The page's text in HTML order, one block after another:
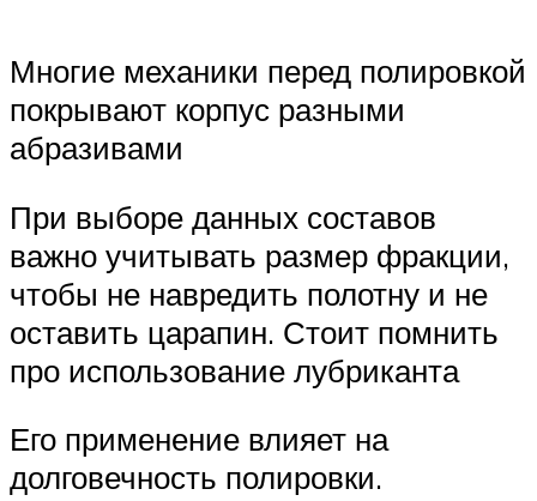
Многие механики перед полировкой
покрывают корпус разными
абразивами
При выборе данных составов
важно учитывать размер фракции,
чтобы не навредить полотну и не
оставить царапин. Стоит помнить
про использование лубриканта
Его применение влияет на
долговечность полировки.